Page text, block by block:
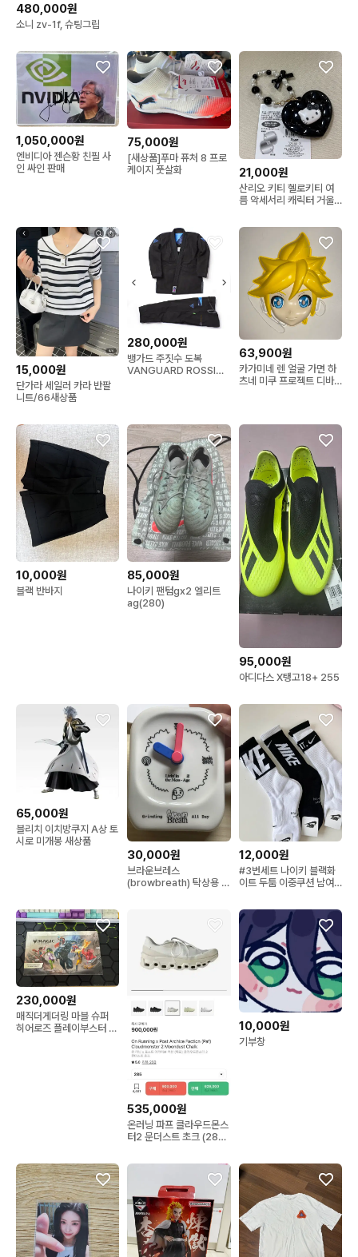
480,000원
소니 zv-1f, 슈팅그립
1,050,000원
엔비디아 젠슨황 친필 사
인 싸인 판매
75,000원
[새상품]푸마 퓨처 8 프로
케이지 풋살화
21,000원
산리오 키티 헬로키티 여
름 악세서리 캐릭터 거울
15,000원
단가라 세일러 카라 반팔
니트/66새상품
280,000원
뱅가드 주짓수 도복
VANGUARD ROSSINI
63,900원
카가미네 렌 얼굴 가면 하
츠네 미쿠 프로젝트 디바
10,000원
블랙 반바지
85,000원
나이키 팬텀gx2 엘리트
ag(280)
95,000원
아디다스 X탱고18+ 255
65,000원
블리치 이치방쿠지 A상 토
시로 미개봉 새상품
30,000원
브라운브레스
(browbreath) 탁상용 시
12,000원
#3번세트 나이키 블랙화
이트 두툼 이중쿠션 남여
츠양말 세트
230,000원
매직더게더링 마블 슈퍼
히어로즈 플레이부스터 박
535,000원
온러닝 파프 클라우드몬스
터2 문더스트 초크 (285)
10,000원
기부창